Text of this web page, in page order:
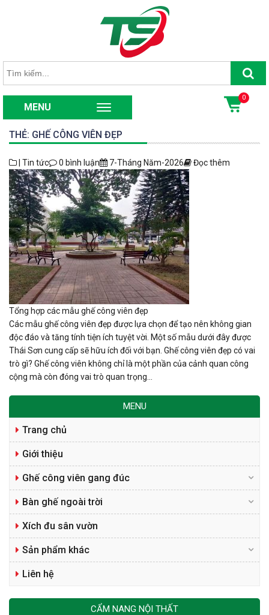
Tìm
kiếm: 0
MENU
THẺ: GHẾ CÔNG VIÊN ĐẸP
| Tin tức 0 bình luận 7-Tháng Năm-2026 Đọc thêm
Tổng hợp các mẫu ghế công viên đẹp
Các mẫu ghế công viên đẹp được lựa chọn để tạo nên không gian
độc đáo và tăng tính tiện ích tuyệt vời. Một số mẫu dưới đây được
Thái Sơn cung cấp sẽ hữu ích đối với bạn. Ghế công viên đẹp có vai
trò gì? Ghế công viên không chỉ là một phần của cảnh quan công
cộng mà còn đóng vai trò quan trọng...
MENU
Trang chủ
Giới thiệu
Ghế công viên gang đúc
Bàn ghế ngoài trời
Xích đu sân vườn
Sản phẩm khác
Liên hệ
CẨM NANG NỘI THẤT